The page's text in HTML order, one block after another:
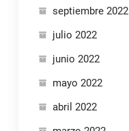
septiembre 2022
julio 2022
junio 2022
mayo 2022
abril 2022